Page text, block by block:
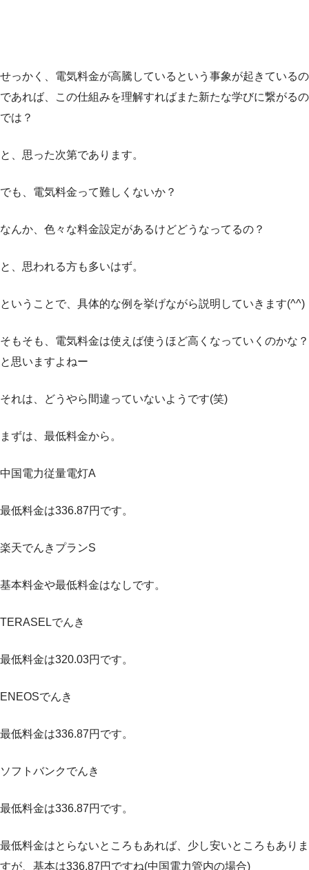
せっかく、電気料金が高騰しているという事象が起きているの
であれば、この仕組みを理解すればまた新たな学びに繋がるの
では？
と、思った次第であります。
でも、電気料金って難しくないか？
なんか、色々な料金設定があるけどどうなってるの？
と、思われる方も多いはず。
ということで、具体的な例を挙げながら説明していきます(^^)
そもそも、電気料金は使えば使うほど高くなっていくのかな？
と思いますよねー
それは、どうやら間違っていないようです(笑)
まずは、最低料金から。
中国電力従量電灯A
最低料金は336.87円です。
楽天でんきプランS
基本料金や最低料金はなしです。
TERASELでんき
最低料金は320.03円です。
ENEOSでんき
最低料金は336.87円です。
ソフトバンクでんき
最低料金は336.87円です。
最低料金はとらないところもあれば、少し安いところもありま
すが、基本は336.87円ですね(中国電力管内の場合)